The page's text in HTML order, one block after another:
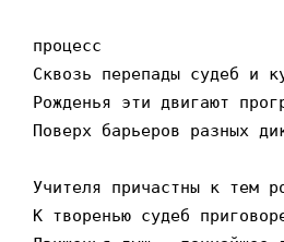
процесс
Сквозь перепады судеб и
Рожденья эти двигают
Поверх барьеров разных
Учителя причастны к тем
К творенью судеб